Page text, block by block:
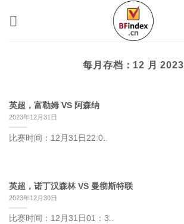
每月存档： 12 月 2023
英超，富勒姆 VS 阿森纳
2023年12月31日
比赛时间：12月31日22:0..
英超，诺丁汉森林 VS 曼彻斯特联
2023年12月30日
比赛时间：12月31日01：3..